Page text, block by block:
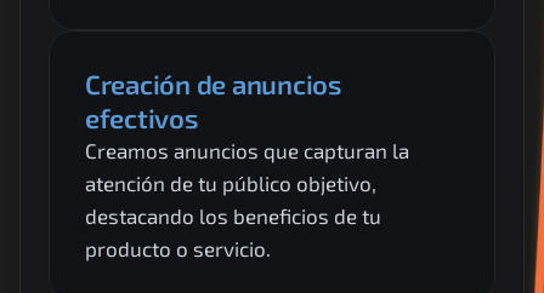
Creación de anuncios
efectivos
Creamos anuncios que capturan la
atención de tu público objetivo,
destacando los beneficios de tu
producto o servicio.